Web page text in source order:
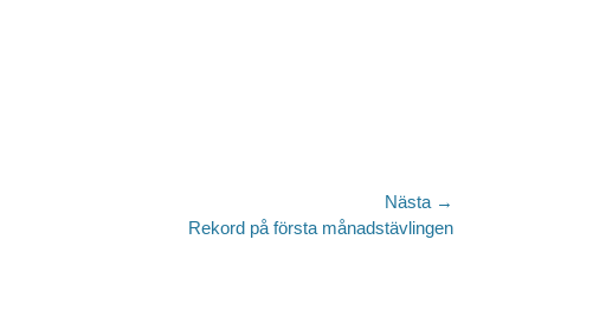
Nästa →
Rekord på första månadstävlingen